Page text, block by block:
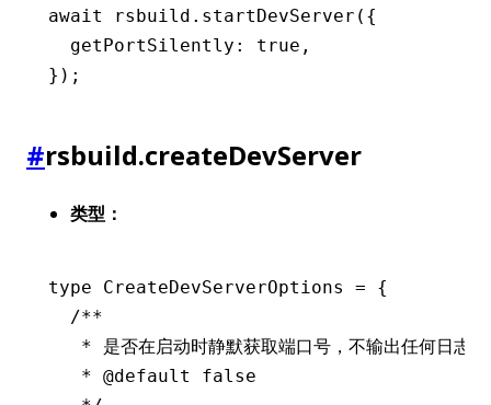
await rsbuild .startDevServer ({
  getPortSilently
: true ,
});
#rsbuild.createDevServer
类型：
type CreateDevServerOptions = {
  /**
   * 是否在启动时静默获取端口号，不输出任何日志
   *
@default
false